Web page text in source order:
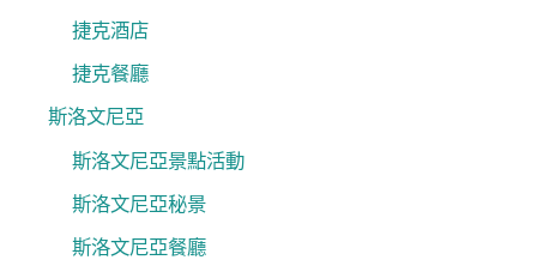
捷克酒店
捷克餐廳
斯洛文尼亞
斯洛文尼亞景點活動
斯洛文尼亞秘景
斯洛文尼亞餐廳